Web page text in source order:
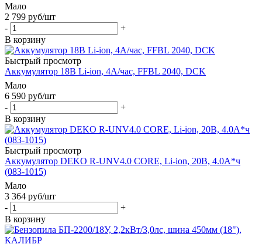
Мало
2 799 руб/шт
-
+
В корзину
Быстрый просмотр
Аккумулятор 18В Li-ion, 4А/час, FFBL 2040, DCK
Мало
6 590 руб/шт
-
+
В корзину
Быстрый просмотр
Аккумулятор DEKO R-UNV4.0 CORE, Li-ion, 20В, 4.0А*ч
(083-1015)
Мало
3 364 руб/шт
-
+
В корзину